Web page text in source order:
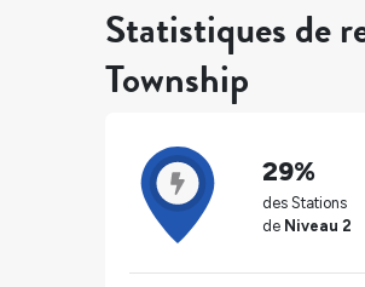
Statistiques de
Township
29%
des Stations
de Niveau 2